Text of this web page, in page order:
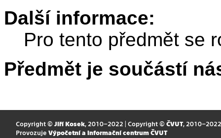
Další informace:
Pro tento předmět se
Předmět je součástí
Copyright © Jiří Kosek, 2010–2022 | Copyright © ČVUT, 2010–2022
Provozuje Výpočetní a informační centrum ČVUT